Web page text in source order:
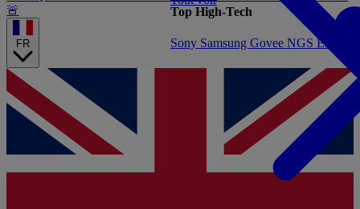
🚨
FR
Top High-Tech
Sony Samsung Govee NGS Energy